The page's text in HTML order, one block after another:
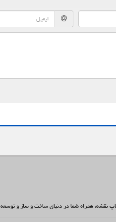
نقشه، همراه شما در دنیای ساخت و ساز و توسعه